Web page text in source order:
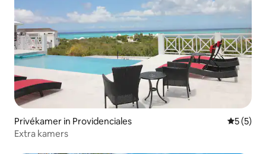
Privékamer in Providenciales
5 (5)
Extra kamers